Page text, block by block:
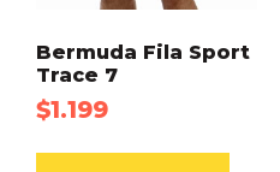
Bermuda Fila Sport
Trace 7
$1.199